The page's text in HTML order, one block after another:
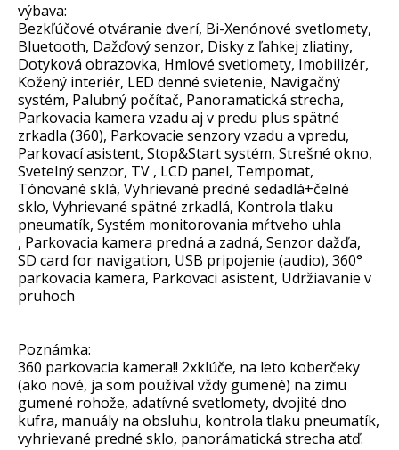
výbava:
Bezkľúčové otváranie dverí, Bi-Xenónové svetlomety,
Bluetooth, Dažďový senzor, Disky z ľahkej zliatiny,
Dotyková obrazovka, Hmlové svetlomety, Imobilizér,
Kožený interiér, LED denné svietenie, Navigačný
systém, Palubný počítač, Panoramatická strecha,
Parkovacia kamera vzadu aj v predu plus spätné
zrkadla (360), Parkovacie senzory vzadu a vpredu,
Parkovací asistent, Stop&Start systém, Strešné okno,
Svetelný senzor, TV , LCD panel, Tempomat,
Tónované sklá, Vyhrievané predné sedadlá+čelné
sklo, Vyhrievané spätné zrkadlá, Kontrola tlaku
pneumatík, Systém monitorovania mŕtveho uhla
, Parkovacia kamera predná a zadná, Senzor dažďa,
SD card for navigation, USB pripojenie (audio), 360°
parkovacia kamera, Parkovaci asistent, Udržiavanie v
pruhoch
Poznámka:
360 parkovacia kamera!! 2xklúče, na leto koberčeky
(ako nové, ja som používal vždy gumené) na zimu
gumené rohože, adatívné svetlomety, dvojité dno
kufra, manuály na obsluhu, kontrola tlaku pneumatík,
vyhrievané predné sklo, panorámatická strecha atď.